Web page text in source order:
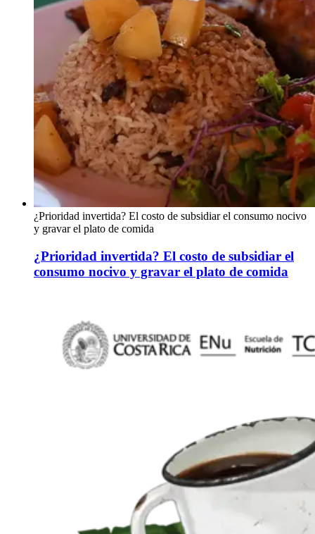
¿Prioridad invertida? El costo de subsidiar el consumo nocivo
y gravar el plato de comida
¿Prioridad invertida? El costo de subsidiar el
consumo nocivo y gravar el plato de comida